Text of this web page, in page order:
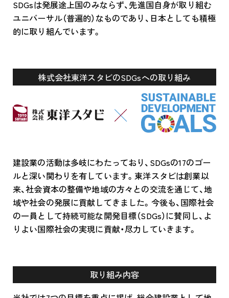
SDGsは発展途上国のみならず、先進国自身が取り組む
ユニバーサル（普遍的）なものであり、日本としても積極
的に取り組んでいます。
株式会社東洋スタビのSDGsへの取り組み
建設業の活動は多岐にわたっており、SDGsの17のゴー
ルと深い関わりを有しています。東洋スタビは創業以
来、社会資本の整備や地域の方々との交流を通じて、地
域や社会の発展に貢献してきました。今後も、国際社会
の一員として持続可能な開発目標（SDGs）に賛同し、よ
りよい国際社会の実現に貢献・尽力していきます。
取り組み内容